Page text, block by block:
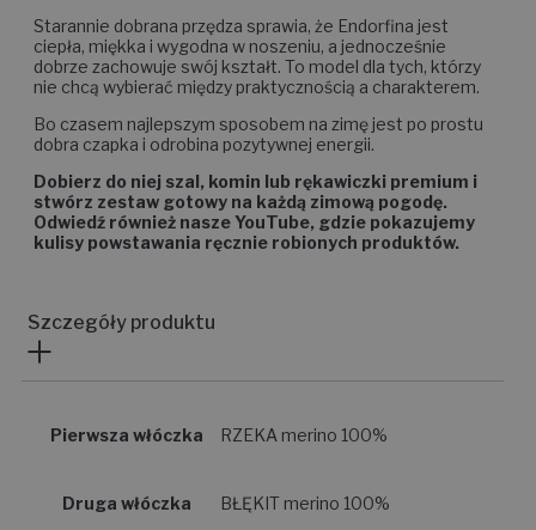
Starannie dobrana przędza sprawia, że Endorfina jest
ciepła, miękka i wygodna w noszeniu, a jednocześnie
dobrze zachowuje swój kształt. To model dla tych, którzy
nie chcą wybierać między praktycznością a charakterem.
Bo czasem najlepszym sposobem na zimę jest po prostu
dobra czapka i odrobina pozytywnej energii.
Dobierz do niej szal, komin lub rękawiczki premium i
stwórz zestaw gotowy na każdą zimową pogodę.
Odwiedź również nasze YouTube, gdzie pokazujemy
kulisy powstawania ręcznie robionych produktów.
Szczegóły produktu
Pierwsza włóczka RZEKA merino 100%
Druga włóczka BŁĘKIT merino 100%